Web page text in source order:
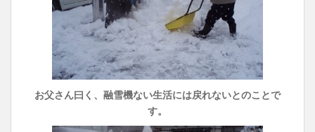
お父さん曰く、融雪機ない生活には戻れないとのことで
す。